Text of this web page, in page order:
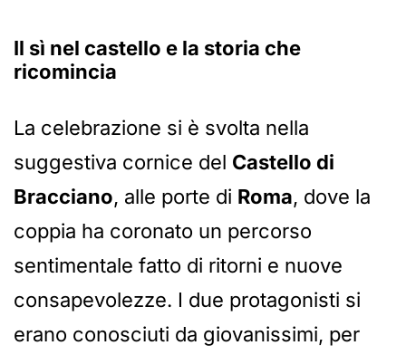
Il sì nel castello e la storia che
ricomincia
La celebrazione si è svolta nella
suggestiva cornice del Castello di
Bracciano, alle porte di Roma, dove la
coppia ha coronato un percorso
sentimentale fatto di ritorni e nuove
consapevolezze. I due protagonisti si
erano conosciuti da giovanissimi, per